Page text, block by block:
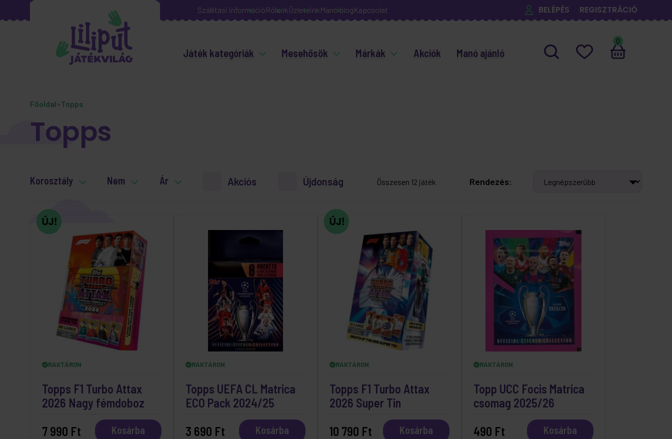
Szállítási információRólunk Üzleteink Manó blogKapcsolat BELÉPÉS REGISZTRÁCIÓ
Játék kategóriák Mesehősök Márkák Akciók Manó ajánló
0
Főoldal»Topps
Topps
Korosztály Nem Ár Akciós Újdonság Összesen 12 játék Rendezés:
RAKTÁRON
Topps F1 Turbo Attax
2026 Nagy fémdoboz
7 990 Ft
Kosárba
RAKTÁRON
Topps UEFA CL Matrica
ECO Pack 2024/25
3 690 Ft
Kosárba
RAKTÁRON
Topps F1 Turbo Attax
2026 Super Tin
10 790 Ft
Kosárba
RAKTÁRON
Topp UCC Focis Matrica
csomag 2025/26
490 Ft
Kosárba